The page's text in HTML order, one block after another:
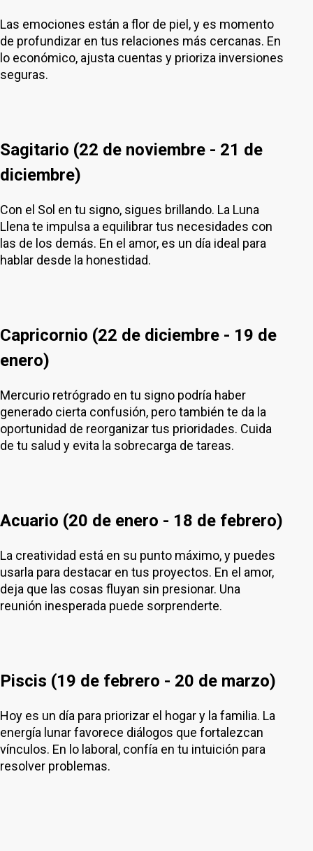
Las emociones están a flor de piel, y es momento
de profundizar en tus relaciones más cercanas. En
lo económico, ajusta cuentas y prioriza inversiones
seguras.
Sagitario (22 de noviembre - 21 de
diciembre)
Con el Sol en tu signo, sigues brillando. La Luna
Llena te impulsa a equilibrar tus necesidades con
las de los demás. En el amor, es un día ideal para
hablar desde la honestidad.
Capricornio (22 de diciembre - 19 de
enero)
Mercurio retrógrado en tu signo podría haber
generado cierta confusión, pero también te da la
oportunidad de reorganizar tus prioridades. Cuida
de tu salud y evita la sobrecarga de tareas.
Acuario (20 de enero - 18 de febrero)
La creatividad está en su punto máximo, y puedes
usarla para destacar en tus proyectos. En el amor,
deja que las cosas fluyan sin presionar. Una
reunión inesperada puede sorprenderte.
Piscis (19 de febrero - 20 de marzo)
Hoy es un día para priorizar el hogar y la familia. La
energía lunar favorece diálogos que fortalezcan
vínculos. En lo laboral, confía en tu intuición para
resolver problemas.